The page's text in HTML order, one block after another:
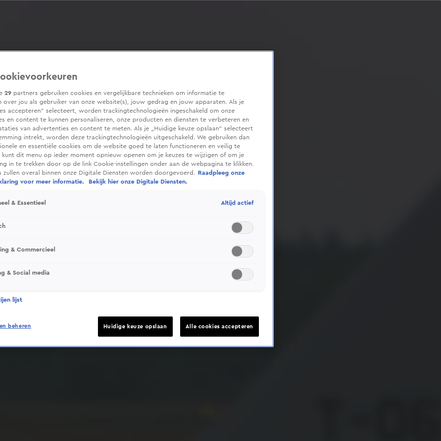
Deze video is niet beschikbaar op je huidige locatie
29 partners gebruiken cookies en vergelijkbare technieken om informatie te
over jou als gebruiker van onze website(s), jouw gedrag en jouw apparaten. Als je
accepteren” selecteert, worden trackingtechnologieën ingeschakeld om onze
en content te kunnen personaliseren, onze producten en diensten te verbeteren en
van advertenties en content te meten. Als je „Huidige keuze opslaan” selecteert
intrekt, worden deze trackingtechnologieën uitgeschakeld. We gebruiken dan
en essentiële cookies om de website goed te laten functioneren en veilig te
kunt dit menu op ieder moment opnieuw openen om je keuzes te wijzigen of om je
in te trekken door op de link Cookie-instellingen onder aan de webpagina te klikken.
zullen overal binnen onze Digitale Diensten worden doorgevoerd.
Raadpleeg onze
voor meer informatie.
Bekijk hier onze Digitale Diensten.
& Essentieel Altijd actief
& Commercieel
& Social media
lijst
beheren Huidige keuze opslaan Alle cookies accepteren